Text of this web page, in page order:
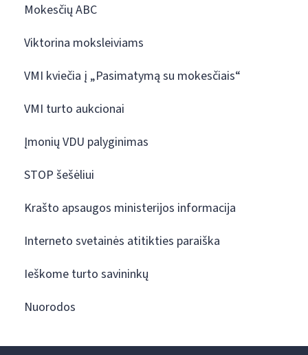
Mokesčių ABC
Viktorina moksleiviams
VMI kviečia į „Pasimatymą su mokesčiais“
VMI turto aukcionai
Įmonių VDU palyginimas
STOP šešėliui
Krašto apsaugos ministerijos informacija
Interneto svetainės atitikties paraiška
Ieškome turto savininkų
Nuorodos